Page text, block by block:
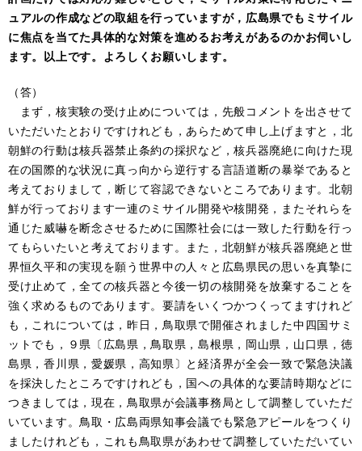
ュアルの作成などの取組を行っていますが，広島県でもミサイル
に焦点を当てた具体的な対策を進めるお考えがあるのかお伺いし
ます。以上です。よろしくお願いします。
（答）
まず，核実験の受け止めについては，先般コメントを出させて
いただいたとおりですけれども，あらためて申し上げますと，北
朝鮮の行動は核兵器禁止条約の採択など，核兵器廃絶に向けた現
在の国際的な状況に真っ向から逆行する言語道断の暴挙であると
考えておりまして，断じて容認できないところであります。北朝
鮮が行っております一連のミサイル開発や核開発，またそれらを
通じた威嚇を断念させるために国際社会には一致した行動を行っ
てもらいたいと考えております。また，北朝鮮が核兵器廃絶と世
界恒久平和の実現を願う世界中の人々と広島県民の思いを真摯に
受け止めて，全ての核兵器と今後一切の核開発を放棄することを
強く求めるものであります。要請をいくつかつくってますけれど
も，これについては，昨日，鳥取県で開催されました中四国サミ
ットでも，９県〔広島県，鳥取県，島根県，岡山県，山口県，徳
島県，香川県，愛媛県，高知県〕と経済界が全会一致で緊急決議
を採決したところですけれども，国への具体的な要請時期などに
つきましては，現在，鳥取県が会議事務局として調整していただ
いています。鳥取・広島両県知事会議でも緊急アピールをつくり
ましたけれども，これも鳥取県があわせて調整していただいてい